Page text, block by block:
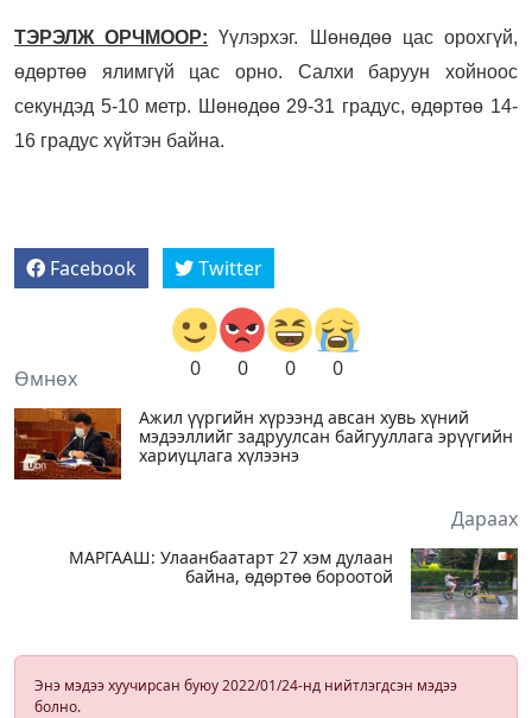
ТЭРЭЛЖ ОРЧМООР: Үүлэрхэг. Шөнөдөө цас орохгүй,
өдөртөө ялимгүй цас орно. Салхи баруун хойноос
секундэд 5-10 метр. Шөнөдөө 29-31 градус, өдөртөө 14-
16 градус хүйтэн байна.
Facebook Twitter
0 0 0 0
Өмнөх
Ажил үүргийн хүрээнд авсан хувь хүний
мэдээллийг задруулсан байгууллага эрүүгийн
хариуцлага хүлээнэ
Дараах
МАРГААШ: Улаанбаатарт 27 хэм дулаан
байна, өдөртөө бороотой
Энэ мэдээ хуучирсан буюу 2022/01/24-нд нийтлэгдсэн мэдээ
болно.